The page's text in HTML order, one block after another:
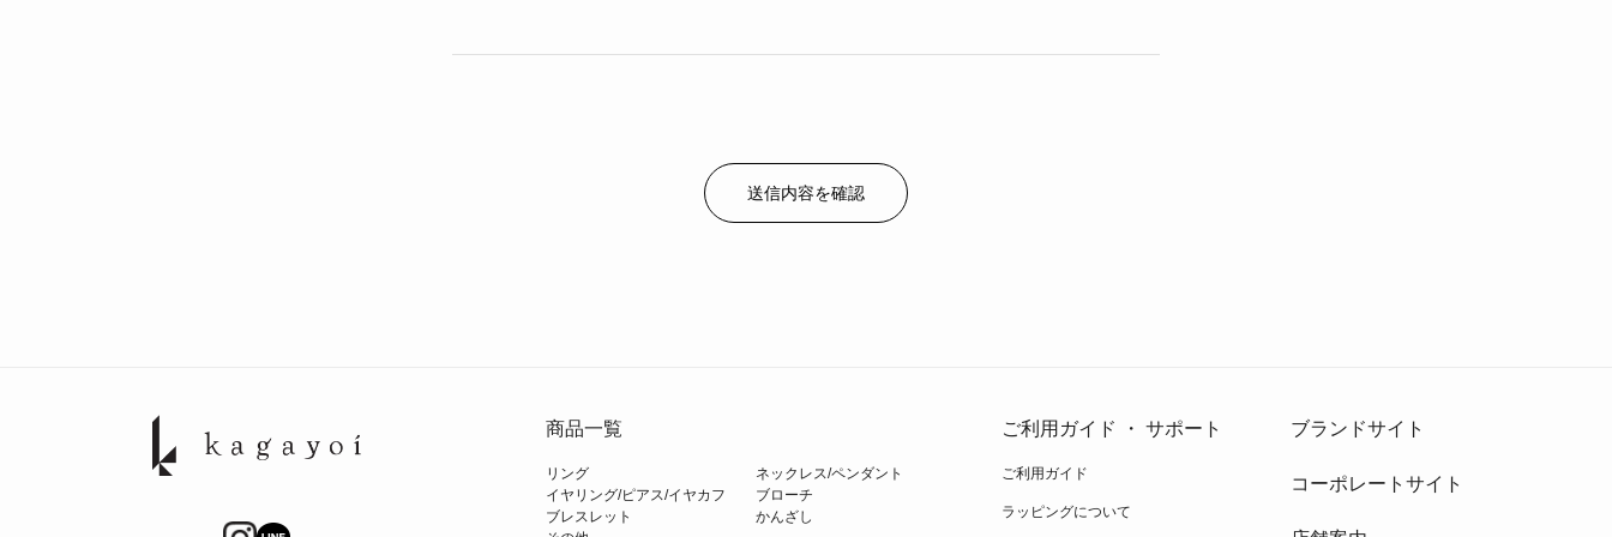
商品一覧
リング
ネックレス/ペンダント
イヤリング/ピアス/イヤカフ
ブローチ
ブレスレット
かんざし
ご利用ガイド ・ サポート
ご利用ガイド
ラッピングについて
ブランドサイト
コーポレートサイト